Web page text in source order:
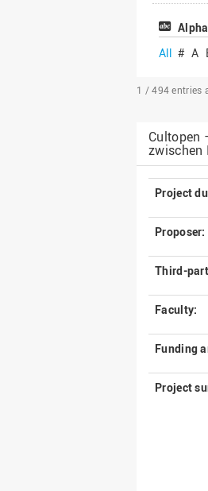
Institut
All # A
1 / 494 entries
Cultopen
zwischen
Project
Proposer:
Third-
Faculty:
Funding
Project